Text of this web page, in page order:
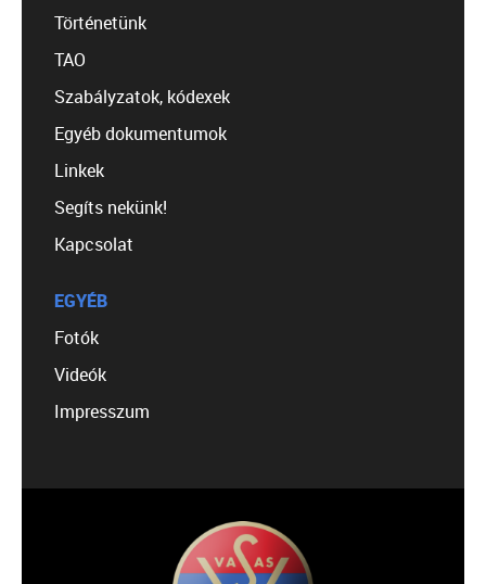
Történetünk
TAO
Szabályzatok, kódexek
Egyéb dokumentumok
Linkek
Segíts nekünk!
Kapcsolat
EGYÉB
Fotók
Videók
Impresszum